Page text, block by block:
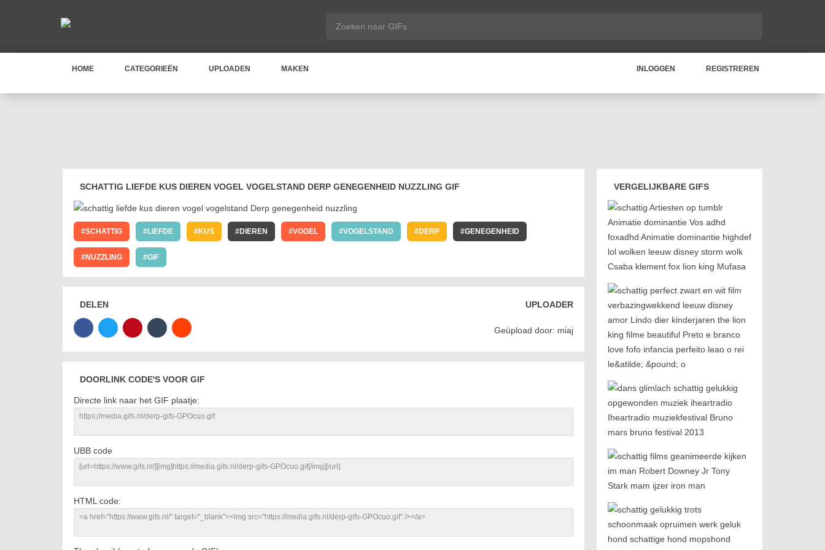
HOME CATEGORIEËN UPLOADEN MAKEN INLOGGEN REGISTREREN
SCHATTIG LIEFDE KUS DIEREN VOGEL VOGELSTAND DERP GENEGENHEID NUZZLING GIF
SCHATTIG LIEFDE KUS DIEREN VOGEL VOGELSTAND DERP GENEGENHEID
NUZZLING GIF
DELEN UPLOADER
Geüpload door: miaj
DOORLINK CODE'S VOOR GIF
Directe link naar het GIF plaatje:
UBB code
HTML code:
VERGELIJKBARE GIFS